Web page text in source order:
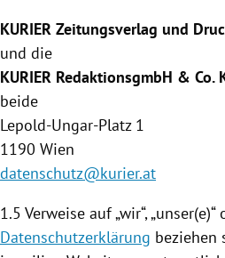
KURIER Zeitungsverlag und
und die
KURIER RedaktionsgmbH & Co.
beide
Lepold-Ungar-Platz 1
1190 Wien
datenschutz@kurier.at
1.5 Verweise auf „wir“,
Datenschutzerklärung beziehen